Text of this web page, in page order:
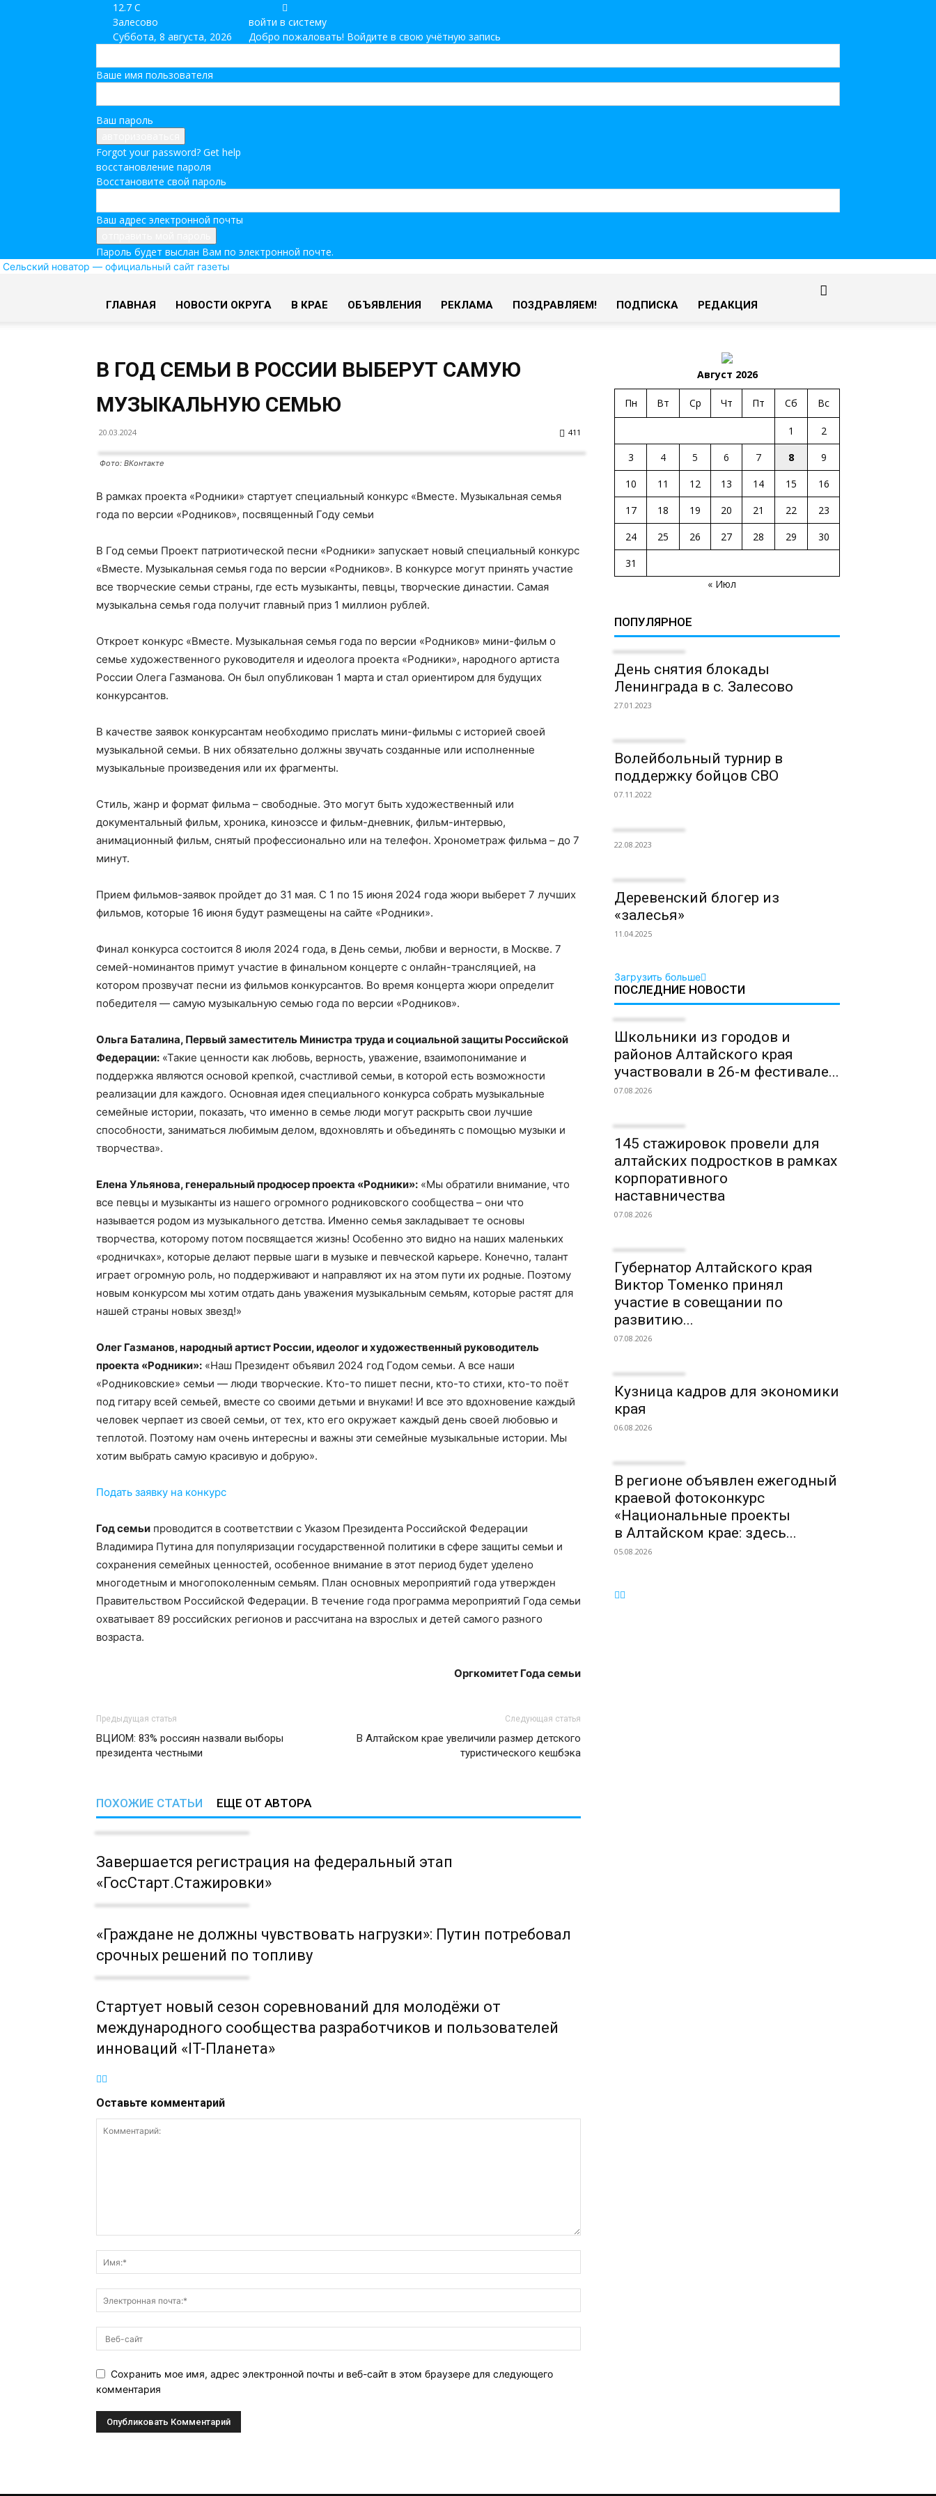
12.7 C
Залесово
Суббота, 8 августа, 2026
войти в систему
Добро пожаловать! Войдите в свою учётную запись
Ваше имя пользователя
Ваш пароль
Forgot your password? Get help
восстановление пароля
Восстановите свой пароль
Ваш адрес электронной почты
Пароль будет выслан Вам по электронной почте.
Сельский новатор — официальный сайт газеты
ГЛАВНАЯ НОВОСТИ ОКРУГА В КРАЕ ОБЪЯВЛЕНИЯ РЕКЛАМА ПОЗДРАВЛЯЕМ! ПОДПИСКА РЕДАКЦИЯ
В ГОД СЕМЬИ В РОССИИ ВЫБЕРУТ САМУЮ
МУЗЫКАЛЬНУЮ СЕМЬЮ
20.03.2024 411
Фото: ВКонтакте
В рамках проекта «Родники» стартует специальный конкурс «Вместе. Музыкальная семья
года по версии «Родников», посвященный Году семьи
В Год семьи Проект патриотической песни «Родники» запускает новый специальный конкурс
«Вместе. Музыкальная семья года по версии «Родников». В конкурсе могут принять участие
все творческие семьи страны, где есть музыканты, певцы, творческие династии. Самая
музыкальна семья года получит главный приз 1 миллион рублей.
Откроет конкурс «Вместе. Музыкальная семья года по версии «Родников» мини-фильм о
семье художественного руководителя и идеолога проекта «Родники», народного артиста
России Олега Газманова. Он был опубликован 1 марта и стал ориентиром для будущих
конкурсантов.
В качестве заявок конкурсантам необходимо прислать мини-фильмы с историей своей
музыкальной семьи. В них обязательно должны звучать созданные или исполненные
музыкальные произведения или их фрагменты.
Стиль, жанр и формат фильма – свободные. Это могут быть художественный или
документальный фильм, хроника, киноэссе и фильм-дневник, фильм-интервью,
анимационный фильм, снятый профессионально или на телефон. Хронометраж фильма – до 7
минут.
Прием фильмов-заявок пройдет до 31 мая. С 1 по 15 июня 2024 года жюри выберет 7 лучших
фильмов, которые 16 июня будут размещены на сайте «Родники».
Финал конкурса состоится 8 июля 2024 года, в День семьи, любви и верности, в Москве. 7
семей-номинантов примут участие в финальном концерте с онлайн-трансляцией, на
котором прозвучат песни из фильмов конкурсантов. Во время концерта жюри определит
победителя — самую музыкальную семью года по версии «Родников».
Ольга Баталина, Первый заместитель Министра труда и социальной защиты Российской
Федерации: «Такие ценности как любовь, верность, уважение, взаимопонимание и
поддержка являются основой крепкой, счастливой семьи, в которой есть возможности
реализации для каждого. Основная идея специального конкурса собрать музыкальные
семейные истории, показать, что именно в семье люди могут раскрыть свои лучшие
способности, заниматься любимым делом, вдохновлять и объединять с помощью музыки и
творчества».
Елена Ульянова, генеральный продюсер проекта «Родники»: «Мы обратили внимание, что
все певцы и музыканты из нашего огромного родниковского сообщества – они что
называется родом из музыкального детства. Именно семья закладывает те основы
творчества, которому потом посвящается жизнь! Особенно это видно на наших маленьких
«родничках», которые делают первые шаги в музыке и певческой карьере. Конечно, талант
играет огромную роль, но поддерживают и направляют их на этом пути их родные. Поэтому
новым конкурсом мы хотим отдать дань уважения музыкальным семьям, которые растят для
нашей страны новых звезд!»
Олег Газманов, народный артист России, идеолог и художественный руководитель
проекта «Родники»: «Наш Президент объявил 2024 год Годом семьи. А все наши
«Родниковские» семьи — люди творческие. Кто-то пишет песни, кто-то стихи, кто-то поёт
под гитару всей семьей, вместе со своими детьми и внуками! И все это вдохновение каждый
человек черпает из своей семьи, от тех, кто его окружает каждый день своей любовью и
теплотой. Поэтому нам очень интересны и важны эти семейные музыкальные истории. Мы
хотим выбрать самую красивую и добрую».
Подать заявку на конкурс
Год семьи проводится в соответствии с Указом Президента Российской Федерации
Владимира Путина для популяризации государственной политики в сфере защиты семьи и
сохранения семейных ценностей, особенное внимание в этот период будет уделено
многодетным и многопоколенным семьям. План основных мероприятий года утвержден
Правительством Российской Федерации. В течение года программа мероприятий Года семьи
охватывает 89 российских регионов и рассчитана на взрослых и детей самого разного
возраста.
Оргкомитет Года семьи
Предыдущая статья
ВЦИОМ: 83% россиян назвали выборы
президента честными
Следующая статья
В Алтайском крае увеличили размер детского
туристического кешбэка
ПОХОЖИЕ СТАТЬИ ЕЩЕ ОТ АВТОРА
Завершается регистрация на федеральный этап
«ГосСтарт.Стажировки»
«Граждане не должны чувствовать нагрузки»: Путин потребовал
срочных решений по топливу
Стартует новый сезон соревнований для молодёжи от
международного сообщества разработчиков и пользователей
инноваций «IT-Планета»
Оставьте комментарий
Сохранить мое имя, адрес электронной почты и веб-сайт в этом браузере для следующего
комментария
Август 2026
Пн Вт Ср Чт Пт Сб Вс
1
2
3
4 5 6 7 8
9
10
11 12 13 14 15
16
17
18 19 20 21 22
23
24
25 26 27 28 29
30
31
« Июл
ПОПУЛЯРНОЕ
День снятия блокады
Ленинграда в с. Залесово
27.01.2023
Волейбольный турнир в
поддержку бойцов СВО
07.11.2022
22.08.2023
Деревенский блогер из
«залесья»
11.04.2025
Загрузить больше
ПОСЛЕДНИЕ НОВОСТИ
Школьники из городов и
районов Алтайского края
участвовали в 26-м фестивале...
07.08.2026
145 стажировок провели для
алтайских подростков в рамках
корпоративного
наставничества
07.08.2026
Губернатор Алтайского края
Виктор Томенко принял
участие в совещании по
развитию...
07.08.2026
Кузница кадров для экономики
края
06.08.2026
В регионе объявлен ежегодный
краевой фотоконкурс
«Национальные проекты
в Алтайском крае: здесь...
05.08.2026